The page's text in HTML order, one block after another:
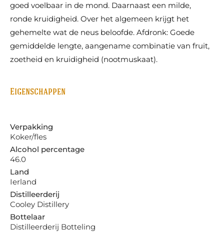
goed voelbaar in de mond. Daarnaast een milde,
ronde kruidigheid. Over het algemeen krijgt het
gehemelte wat de neus beloofde. Afdronk: Goede
gemiddelde lengte, aangename combinatie van fruit,
zoetheid en kruidigheid (nootmuskaat).
Eigenschappen
Verpakking
Koker/fles
Alcohol percentage
46.0
Land
Ierland
Distilleerderij
Cooley Distillery
Bottelaar
Distilleerderij Botteling